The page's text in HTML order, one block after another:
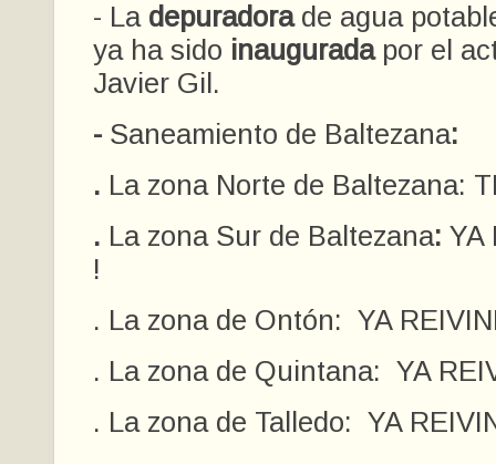
- La depuradora de agua
ya ha sido inaugurada por el
Javier Gil.
- Saneamiento de Baltezana:
. La zona Norte de Baltezana:
. La zona Sur de Baltezana: YA
!
. La zona de Ontón: YA
. La zona de Quintana: YA
. La zona de Talledo: YA